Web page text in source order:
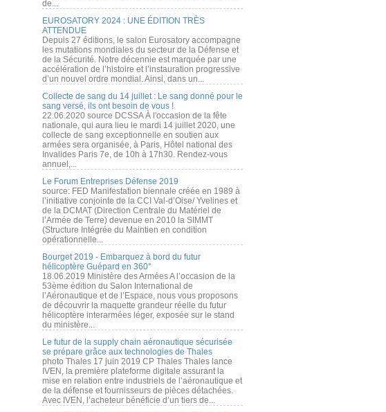
de...
EUROSATORY 2024 : UNE ÉDITION TRÈS
ATTENDUE
Depuis 27 éditions, le salon Eurosatory accompagne
les mutations mondiales du secteur de la Défense et
de la Sécurité. Notre décennie est marquée par une
accélération de l’histoire et l’instauration progressive
d’un nouvel ordre mondial. Ainsi, dans un...
Collecte de sang du 14 juillet : Le sang donné pour le
sang versé, ils ont besoin de vous !
22.06.2020 source DCSSA À l'occasion de la fête
nationale, qui aura lieu le mardi 14 juillet 2020, une
collecte de sang exceptionnelle en soutien aux
armées sera organisée, à Paris, Hôtel national des
Invalides Paris 7e, de 10h à 17h30. Rendez-vous
annuel,...
Le Forum Entreprises Défense 2019
source: FED Manifestation biennale créée en 1989 à
l’initiative conjointe de la CCI Val-d’Oise/ Yvelines et
de la DCMAT (Direction Centrale du Matériel de
l’Armée de Terre) devenue en 2010 la SIMMT
(Structure Intégrée du Maintien en condition
opérationnelle...
Bourget 2019 - Embarquez à bord du futur
hélicoptère Guépard en 360°
18.06.2019 Ministère des Armées A l’occasion de la
53ème édition du Salon International de
l’Aéronautique et de l’Espace, nous vous proposons
de découvrir la maquette grandeur réelle du futur
hélicoptère interarmées léger, exposée sur le stand
du ministère...
Le futur de la supply chain aéronautique sécurisée
se prépare grâce aux technologies de Thales
photo Thales 17 juin 2019 CP Thales Thales lance
IVEN, la première plateforme digitale assurant la
mise en relation entre industriels de l’aéronautique et
de la défense et fournisseurs de pièces détachées.
Avec IVEN, l’acheteur bénéficie d’un tiers de...